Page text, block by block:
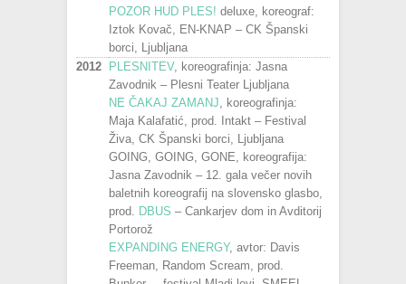
POZOR HUD PLES! deluxe, koreograf:
Iztok Kovač, EN-KNAP – CK Španski
borci, Ljubljana
2012
PLESNITEV, koreografinja: Jasna
Zavodnik – Plesni Teater Ljubljana
NE ČAKAJ ZAMANJ, koreografinja:
Maja Kalafatić, prod. Intakt – Festival
Živa, CK Španski borci, Ljubljana
GOING, GOING, GONE, koreografija:
Jasna Zavodnik – 12. gala večer novih
baletnih koreografij na slovensko glasbo,
prod. DBUS – Cankarjev dom in Avditorij
Portorož
EXPANDING ENERGY, avtor: Davis
Freeman, Random Scream, prod.